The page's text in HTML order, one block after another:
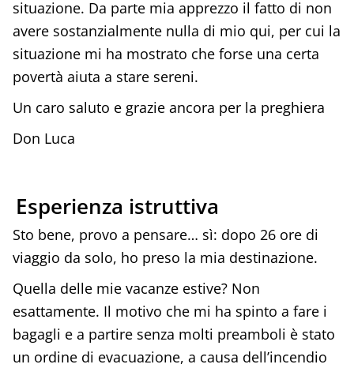
situazione. Da parte mia apprezzo il fatto di non
avere sostanzialmente nulla di mio qui, per cui la
situazione mi ha mostrato che forse una certa
povertà aiuta a stare sereni.
Un caro saluto e grazie ancora per la preghiera
Don Luca
Esperienza istruttiva
Sto bene, provo a pensare… sì: dopo 26 ore di
viaggio da solo, ho preso la mia destinazione.
Quella delle mie vacanze estive? Non
esattamente. Il motivo che mi ha spinto a fare i
bagagli e a partire senza molti preamboli è stato
un ordine di evacuazione, a causa dell’incendio